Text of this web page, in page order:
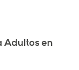
Adultos en